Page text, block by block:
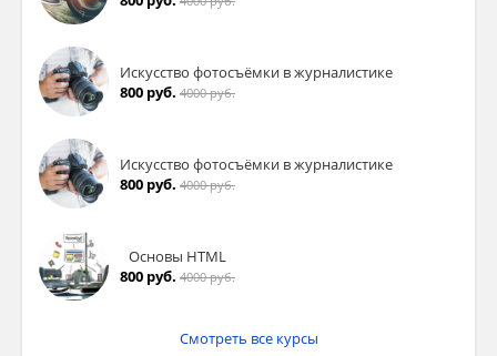
Искусство фотосъёмки в журналистике
800 руб. 4000 руб.
Искусство фотосъёмки в журналистике
800 руб. 4000 руб.
Основы HTML
800 руб. 4000 руб.
Смотреть все курсы